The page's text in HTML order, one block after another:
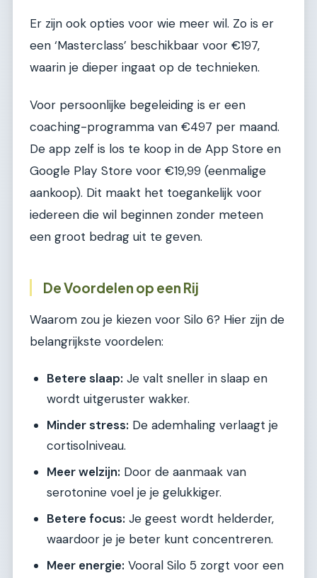
Er zijn ook opties voor wie meer wil. Zo is er
een ‘Masterclass’ beschikbaar voor €197,
waarin je dieper ingaat op de technieken.
Voor persoonlijke begeleiding is er een
coaching-programma van €497 per maand.
De app zelf is los te koop in de App Store en
Google Play Store voor €19,99 (eenmalige
aankoop). Dit maakt het toegankelijk voor
iedereen die wil beginnen zonder meteen
een groot bedrag uit te geven.
De Voordelen op een Rij
Waarom zou je kiezen voor Silo 6? Hier zijn de
belangrijkste voordelen:
Betere slaap: Je valt sneller in slaap en
wordt uitgeruster wakker.
Minder stress: De ademhaling verlaagt je
cortisolniveau.
Meer welzijn: Door de aanmaak van
serotonine voel je je gelukkiger.
Betere focus: Je geest wordt helderder,
waardoor je je beter kunt concentreren.
Meer energie: Vooral Silo 5 zorgt voor een